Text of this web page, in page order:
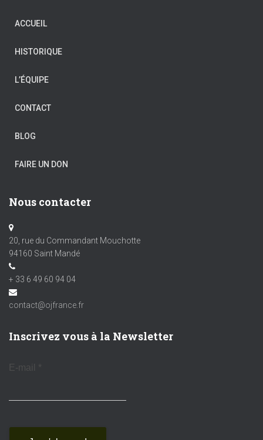
ACCUEIL
HISTORIQUE
L’ÉQUIPE
CONTACT
BLOG
FAIRE UN DON
Nous contacter
20, rue du Commandant Mouchotte
94160 Saint Mandé
+ 33 6 49 60 94 04
contact@ojfrance.fr
Inscrivez vous à la Newsletter
E-mail *